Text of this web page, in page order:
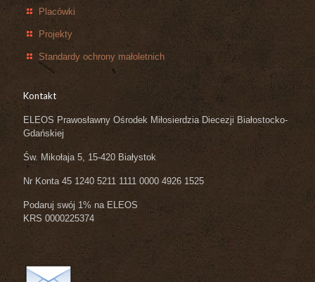
Placówki
Projekty
Standardy ochrony małoletnich
Kontakt
ELEOS Prawosławny Ośrodek Miłosierdzia Diecezji Białostocko-
Gdańskiej
Św. Mikołaja 5, 15-420 Białystok
Nr Konta 45 1240 5211 1111 0000 4926 1525
Podaruj swój 1% na ELEOS
KRS 0000225374